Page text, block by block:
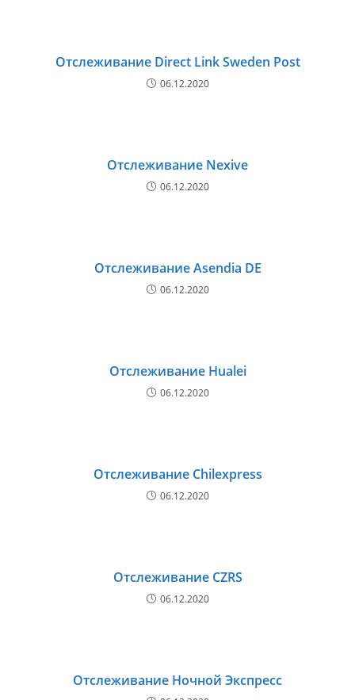
Отслеживание Direct Link Sweden Post
06.12.2020
Отслеживание Nexive
06.12.2020
Отслеживание Asendia DE
06.12.2020
Отслеживание Hualei
06.12.2020
Отслеживание Chilexpress
06.12.2020
Отслеживание CZRS
06.12.2020
Отслеживание Ночной Экспресс